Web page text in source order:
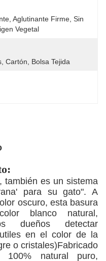
Aglutinante Firme, Sin
Vegetal
Cartón, Bolsa Tejida
también es un sistema
para su gato". A
oscuro, esta basura
blanco natural,
dueños detectar
en el color de la
o cristales)Fabricado
natural puro,